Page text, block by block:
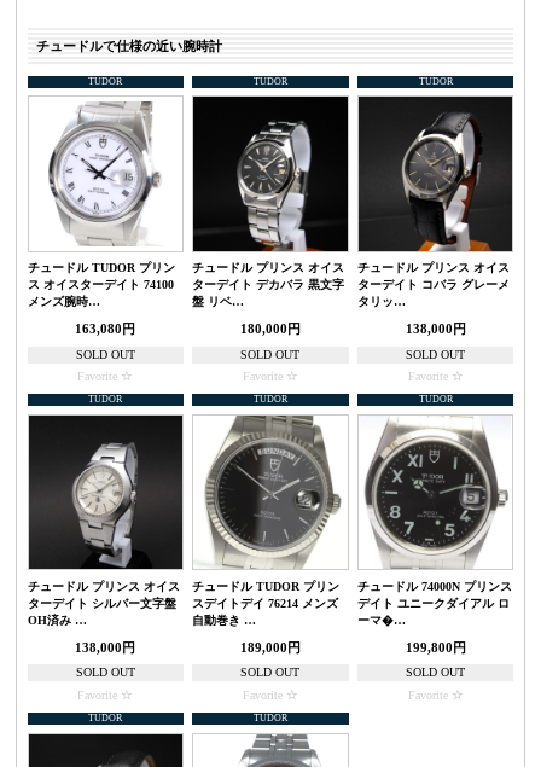
チュードルで仕様の近い腕時計
TUDOR
チュードル TUDOR プリン
ス オイスターデイト 74100
メンズ腕時…
163,080円
SOLD OUT
Favorite
TUDOR
チュードル プリンス オイス
ターデイト デカバラ 黒文字
盤 リベ…
180,000円
SOLD OUT
Favorite
TUDOR
チュードル プリンス オイス
ターデイト コバラ グレーメ
タリッ…
138,000円
SOLD OUT
Favorite
TUDOR
チュードル プリンス オイス
ターデイト シルバー文字盤
OH済み …
138,000円
SOLD OUT
Favorite
TUDOR
チュードル TUDOR プリン
スデイトデイ 76214 メンズ
自動巻き …
189,000円
SOLD OUT
Favorite
TUDOR
チュードル 74000N プリンス
デイト ユニークダイアル ロ
ーマ�…
199,800円
SOLD OUT
Favorite
TUDOR TUDOR